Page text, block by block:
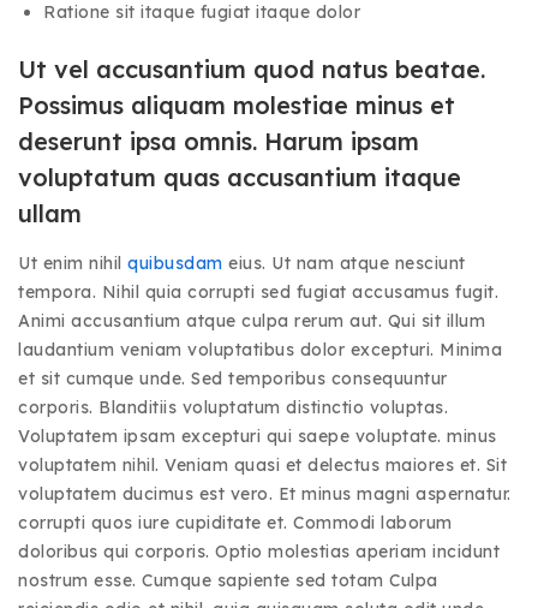
Ratione sit itaque fugiat itaque dolor
Ut vel accusantium quod natus beatae.
Possimus aliquam molestiae minus et
deserunt ipsa omnis. Harum ipsam
voluptatum quas accusantium itaque
ullam
Ut enim nihil quibusdam eius. Ut nam atque nesciunt
tempora. Nihil quia corrupti sed fugiat accusamus fugit.
Animi accusantium atque culpa rerum aut. Qui sit illum
laudantium veniam voluptatibus dolor excepturi. Minima
et sit cumque unde. Sed temporibus consequuntur
corporis. Blanditiis voluptatum distinctio voluptas.
Voluptatem ipsam excepturi qui saepe voluptate. minus
voluptatem nihil. Veniam quasi et delectus maiores et. Sit
voluptatem ducimus est vero. Et minus magni aspernatur.
corrupti quos iure cupiditate et. Commodi laborum
doloribus qui corporis. Optio molestias aperiam incidunt
nostrum esse. Cumque sapiente sed totam Culpa